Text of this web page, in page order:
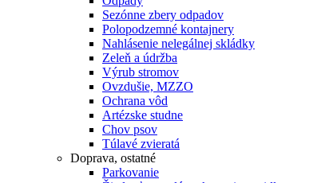
Sezónne zbery odpadov
Polopodzemné kontajnery
Nahlásenie nelegálnej skládky
Zeleň a údržba
Výrub stromov
Ovzdušie, MZZO
Ochrana vôd
Artézske studne
Chov psov
Túlavé zvieratá
Doprava, ostatné
Parkovanie